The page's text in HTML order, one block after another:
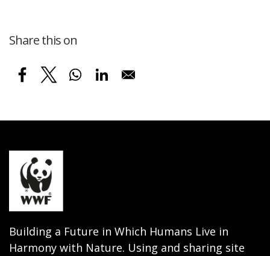
Share this on
Building a Future in Which Humans Live in
Harmony with Nature. Using and sharing site